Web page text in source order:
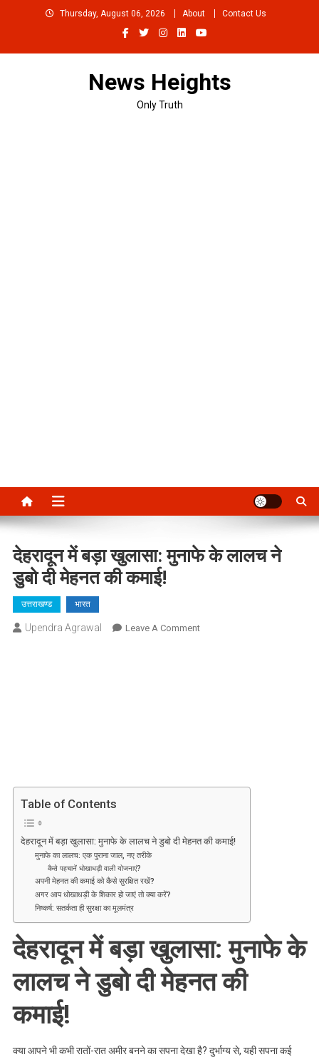
Thursday, August 06, 2026 About Contact Us
News Heights
Only Truth
देहरादून में बड़ा खुलासा: मुनाफे के लालच ने
डुबो दी मेहनत की कमाई!
उत्तराखण्ड भारत
Upendra Agrawal Leave A CommentOn
कमाई!
Table of Contents
देहरादून में बड़ा खुलासा: मुनाफे के लालच ने डुबो दी मेहनत की कमाई!
मुनाफे का लालच: एक पुराना जाल, नए तरीके
कैसे पहचानें धोखाधड़ी वाली योजनाएं?
अपनी मेहनत की कमाई को कैसे सुरक्षित रखें?
अगर आप धोखाधड़ी के शिकार हो जाएं तो क्या करें?
निष्कर्ष: सतर्कता ही सुरक्षा का मूलमंत्र
देहरादून में बड़ा खुलासा: मुनाफे के
लालच ने डुबो दी मेहनत की
कमाई!
क्या आपने भी कभी रातों-रात अमीर बनने का सपना देखा है? दुर्भाग्य से, यही सपना कई